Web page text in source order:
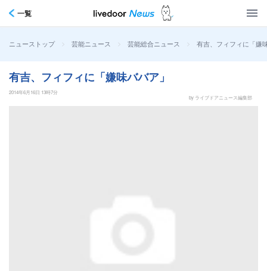
一覧
ニューストップ > 芸能ニュース > 芸能総合ニュース > 有吉、フィフィに「嫌
有吉、フィフィに「嫌味ババア」
2014年6月16日 13時7分
by ライブドアニュース編集部